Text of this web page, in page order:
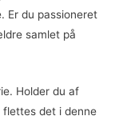
Er du passioneret
samlet på
Holder du af
det i denne